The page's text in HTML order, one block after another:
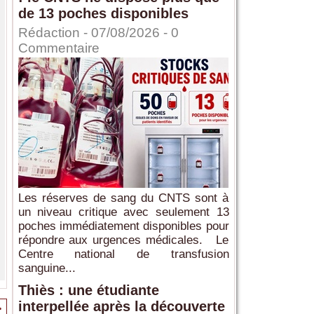
de 13 poches disponibles
Rédaction - 07/08/2026 - 0
Commentaire
Les réserves de sang du CNTS sont à
un niveau critique avec seulement 13
poches immédiatement disponibles pour
répondre aux urgences médicales. Le
Centre national de transfusion
sanguine...
Thiès : une étudiante
interpellée après la découverte